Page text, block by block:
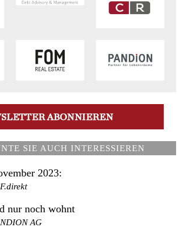
SIE AUCH INTERESSIEREN
2023:
nur noch wohnt
AG